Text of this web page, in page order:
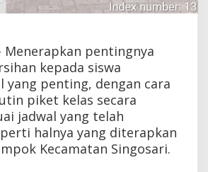
i
K
u
h
k
n
D
e
n
d
Menerapkan pentingnya
kepada siswa
yang penting, dengan cara
piket kelas secara
jadwal yang telah
halnya yang diterapkan
Kecamatan Singosari.